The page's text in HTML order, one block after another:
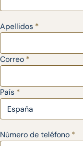
Apellidos *
Correo *
País *
Número de teléfono *